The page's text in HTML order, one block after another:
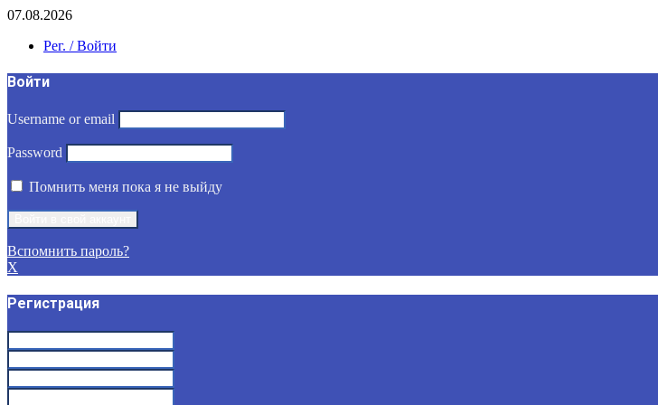
07.08.2026
Рег. / Войти
Войти
Username or email
Password
Помнить меня пока я не выйду
Вспомнить пароль?
X
Регистрация